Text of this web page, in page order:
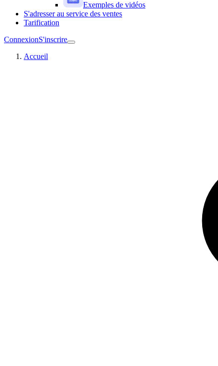
Exemples de vidéos
S'adresser au service des ventes
Tarification
ConnexionS'inscrire
Accueil